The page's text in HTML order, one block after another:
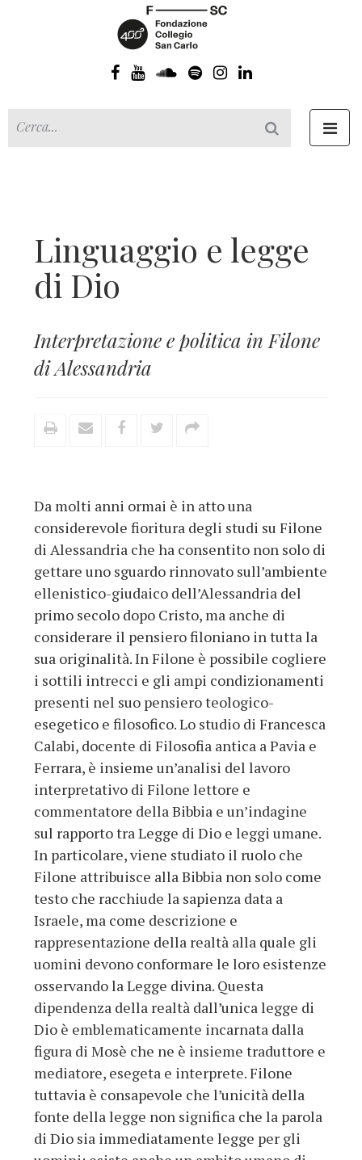
Linguaggio e legge
di Dio
Interpretazione e politica in Filone
di Alessandria
Da molti anni ormai è in atto una
considerevole fioritura degli studi su Filone
di Alessandria che ha consentito non solo di
gettare uno sguardo rinnovato sull’ambiente
ellenistico-giudaico dell’Alessandria del
primo secolo dopo Cristo, ma anche di
considerare il pensiero filoniano in tutta la
sua originalità. In Filone è possibile cogliere
i sottili intrecci e gli ampi condizionamenti
presenti nel suo pensiero teologico-
esegetico e filosofico. Lo studio di Francesca
Calabi, docente di Filosofia antica a Pavia e
Ferrara, è insieme un’analisi del lavoro
interpretativo di Filone lettore e
commentatore della Bibbia e un’indagine
sul rapporto tra Legge di Dio e leggi umane.
In particolare, viene studiato il ruolo che
Filone attribuisce alla Bibbia non solo come
testo che racchiude la sapienza data a
Israele, ma come descrizione e
rappresentazione della realtà alla quale gli
uomini devono conformare le loro esistenze
osservando la Legge divina. Questa
dipendenza della realtà dall’unica legge di
Dio è emblematicamente incarnata dalla
figura di Mosè che ne è insieme traduttore e
mediatore, esegeta e interprete. Filone
tuttavia è consapevole che l’unicità della
fonte della legge non significa che la parola
di Dio sia immediatamente legge per gli